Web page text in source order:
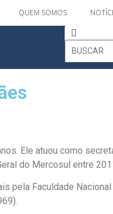
QUEM SOMOS
Ele atuou como
do Mercosul entre
pela Faculdade